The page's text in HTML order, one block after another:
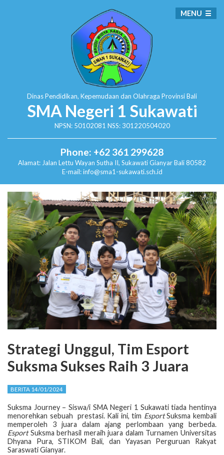
Dinas Pendidikan, Kepemudaan dan Olahraga Provinsi Bali
SMA Negeri 1 Sukawati
NPSN: 50102081 NSS: 301220504020
Phone: +62 361 299628
Alamat: Jalan Lettu Wayan Sutha II, SukawatiGianyar Bali 80582
E-mail: info@sma1-sukawati.sch.id
MENU
Strategi Unggul, Tim Esport
Suksma Sukses Raih 3 Juara
BERITA 14/01/2024
Suksma Journey – Siswa/i SMA Negeri 1 Sukawati tiada hentinya
menorehkan sebuah prestasi. Kali ini, tim EsportSuksma kembali
memperoleh 3 juara dalam ajang perlombaan yang berbeda.
EsportSuksma berhasil meraih juara dalam Turnamen Universitas
Dhyana Pura, STIKOM Bali, dan Yayasan Perguruan Rakyat
Saraswati Gianyar.